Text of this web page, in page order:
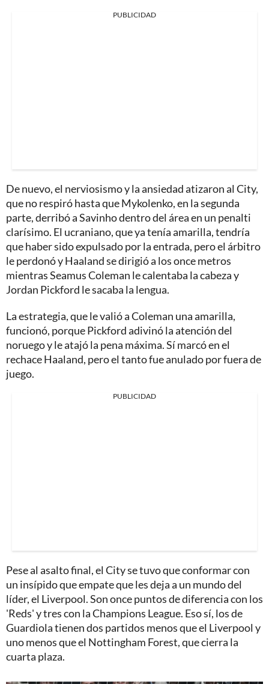
PUBLICIDAD
De nuevo, el nerviosismo y la ansiedad atizaron al City,
que no respiró hasta que Mykolenko, en la segunda
parte, derribó a Savinho dentro del área en un penalti
clarísimo. El ucraniano, que ya tenía amarilla, tendría
que haber sido expulsado por la entrada, pero el árbitro
le perdonó y Haaland se dirigió a los once metros
mientras Seamus Coleman le calentaba la cabeza y
Jordan Pickford le sacaba la lengua.
La estrategia, que le valió a Coleman una amarilla,
funcionó, porque Pickford adivinó la atención del
noruego y le atajó la pena máxima. Sí marcó en el
rechace Haaland, pero el tanto fue anulado por fuera de
juego.
PUBLICIDAD
Pese al asalto final, el City se tuvo que conformar con
un insípido que empate que les deja a un mundo del
líder, el Liverpool. Son once puntos de diferencia con los
'Reds' y tres con la Champions League. Eso sí, los de
Guardiola tienen dos partidos menos que el Liverpool y
uno menos que el Nottingham Forest, que cierra la
cuarta plaza.